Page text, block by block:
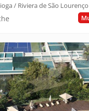
/ Riviera de São Lourenço